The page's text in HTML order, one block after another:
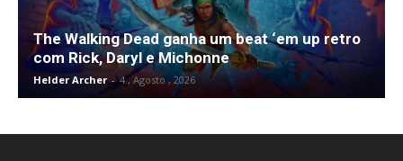
The Walking Dead ganha um beat ‘em up retro
com Rick, Daryl e Michonne
Helder Archer - 4 , Agosto , 2026